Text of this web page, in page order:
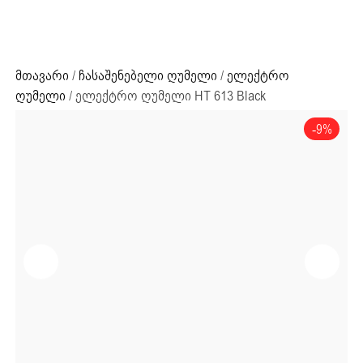
მთავარი / ჩასაშენებელი ღუმელი /ელექტრო
ღუმელი / ელექტრო ღუმელი HT 613 Black
-9%